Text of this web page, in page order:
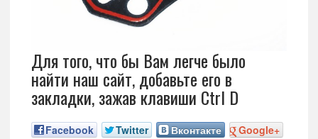
Для того, что бы Вам легче было
найти наш сайт, добавьте его в
закладки, зажав клавиши Ctrl D
Facebook Twitter Вконтакте Google+